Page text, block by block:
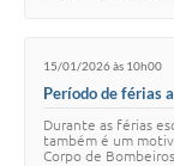
15/01/2026 às 10h00
Período de férias
Durante as férias
também é um
Corpo de